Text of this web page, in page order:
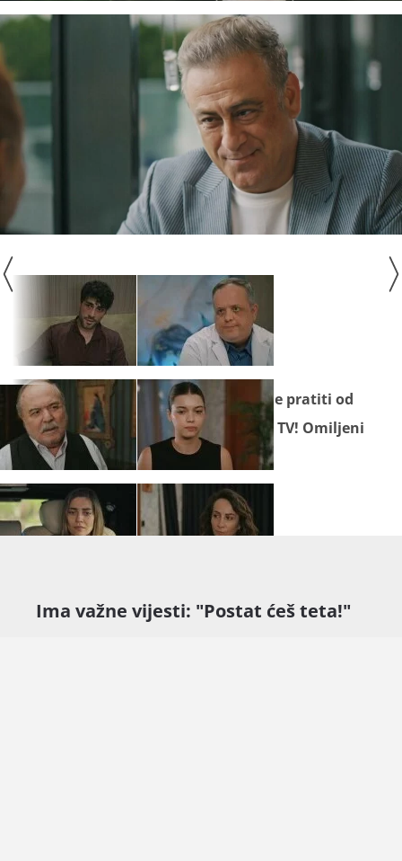
Seriju "Zlatni kavez"ne propustite pratiti od
ponedjeljka do četvrtka na Novoj TV! Omiljeni
sadržaj gledajte na Novoj Plus.
Ima važne vijesti: "Postat ćeš teta!"